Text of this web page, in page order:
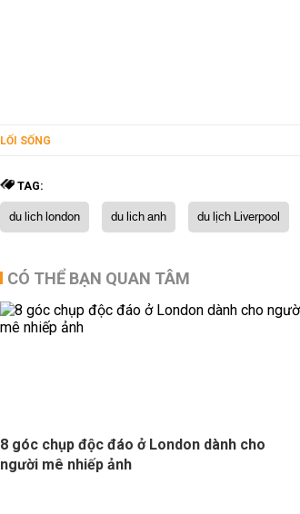
LỐI SỐNG
TAG:
du lich london du lich anh du lịch Liverpool
CÓ THỂ BẠN QUAN TÂM
8 góc chụp độc đáo ở London dành cho
người mê nhiếp ảnh